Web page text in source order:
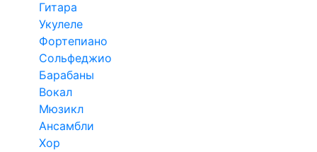
Гитара
Укулеле
Фортепиано
Сольфеджио
Барабаны
Вокал
Мюзикл
Ансамбли
Хор